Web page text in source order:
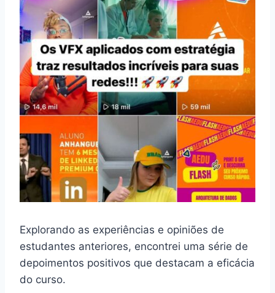
Explorando as experiências e opiniões de
estudantes anteriores, encontrei uma série de
depoimentos positivos que destacam a eficácia
do curso.